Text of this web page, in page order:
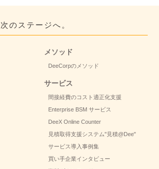
のステージへ。
メソッド
DeeCorpのメソッド
サービス
間接経費のコスト適正化支援
Enterprise BSM サービス
DeeX Online Counter
見積取得支援システム"見積@Dee"
サービス導入事例集
買い手企業インタビュー